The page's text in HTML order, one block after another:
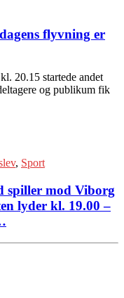
flyvning er
20.15 startede andet
og publikum fik
, Sport
spiller mod Viborg
lyder kl. 19.00 –